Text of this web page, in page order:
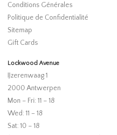
Conditions Générales
Politique de Confidentialité
Sitemap
Gift Cards
Lockwood Avenue
IJzerenwaag 1
2000 Antwerpen
Mon – Fri: 11 – 18
Wed: 11 – 18
Sat: 10 – 18